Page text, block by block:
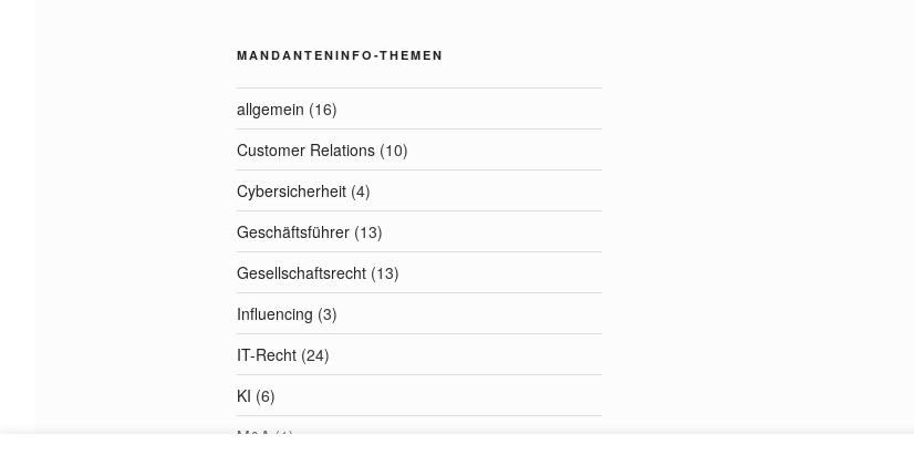
MANDANTENINFO-THEMEN
allgemein (16)
Customer Relations (10)
Cybersicherheit (4)
Geschäftsführer (13)
Gesellschaftsrecht (13)
Influencing (3)
IT-Recht (24)
KI (6)
M&A (1)